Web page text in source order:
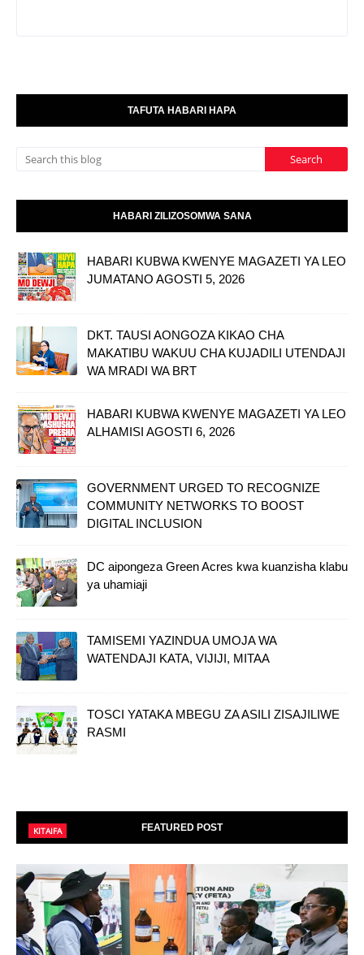
TAFUTA HABARI HAPA
HABARI ZILIZOSOMWA SANA
HABARI KUBWA KWENYE MAGAZETI YA LEO
JUMATANO AGOSTI 5, 2026
DKT. TAUSI AONGOZA KIKAO CHA
MAKATIBU WAKUU CHA KUJADILI UTENDAJI
WA MRADI WA BRT
HABARI KUBWA KWENYE MAGAZETI YA LEO
ALHAMISI AGOSTI 6, 2026
GOVERNMENT URGED TO RECOGNIZE
COMMUNITY NETWORKS TO BOOST
DIGITAL INCLUSION
DC aipongeza Green Acres kwa kuanzisha klabu
ya uhamiaji
TAMISEMI YAZINDUA UMOJA WA
WATENDAJI KATA, VIJIJI, MITAA
TOSCI YATAKA MBEGU ZA ASILI ZISAJILIWE
RASMI
FEATURED POST
KITAIFA